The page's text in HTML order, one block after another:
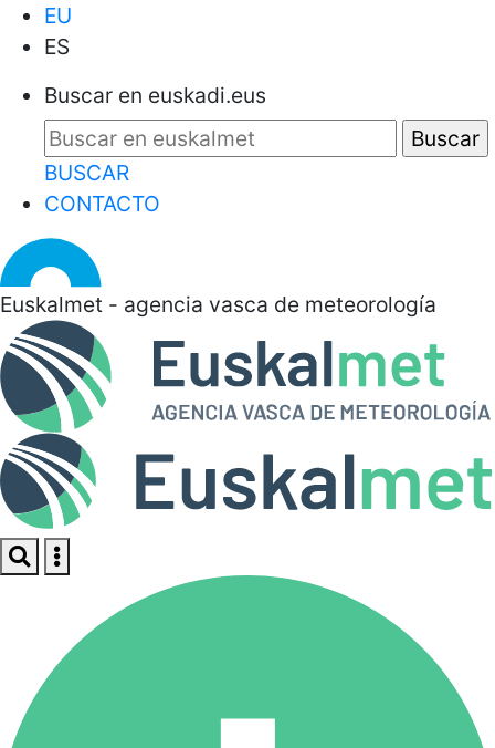
EU
ES
Buscar en euskadi.eus
BUSCAR
CONTACTO
Euskalmet - agencia vasca de meteorología